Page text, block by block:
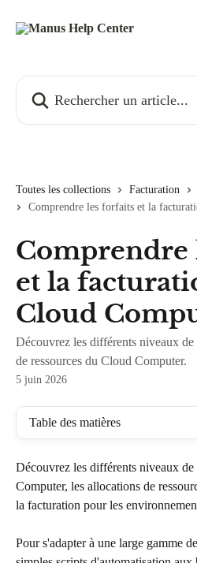
Toutes les collections Facturation
Comprendre les forfaits et la
Comprendre
et la
Cloud
Découvrez les différents niveaux
de ressources du Cloud Computer.
5 juin 2026
Table des matières
Découvrez les différents niveaux
Computer, les allocations de
la facturation pour les
Pour s'adapter à une large gamme